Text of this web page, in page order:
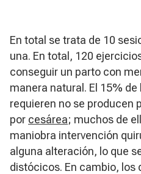
En total se trata de 10
una. En total, 120
conseguir un parto con
manera natural. El 15%
requieren no se producen
por cesárea; muchos de
maniobra intervención
alguna alteración, lo que
distócicos. En cambio, los